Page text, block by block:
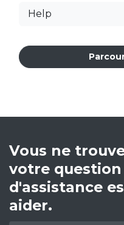
Help
Vous ne
votre
d'assistance
aider.